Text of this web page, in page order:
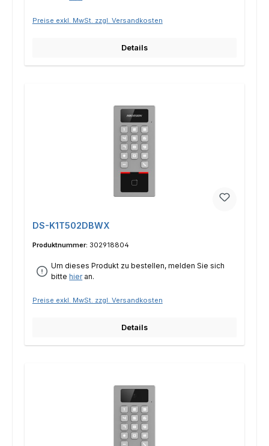
Preise exkl. MwSt. zzgl. Versandkosten
Details
DS-K1T502DBWX
Produktnummer: 302918804
Um dieses Produkt zu bestellen, melden Sie sich
bittehieran.
Preise exkl. MwSt. zzgl. Versandkosten
Details